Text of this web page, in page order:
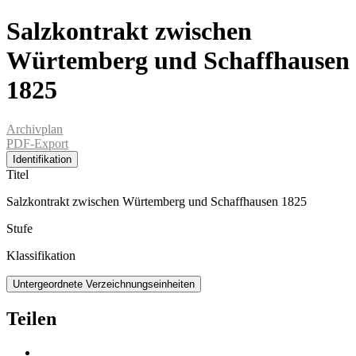
Salzkontrakt zwischen
Würtemberg und Schaffhausen
1825
Archivplan
PDF-Export
Identifikation
Titel
Salzkontrakt zwischen Würtemberg und Schaffhausen 1825
Stufe
Klassifikation
Untergeordnete Verzeichnungseinheiten
Teilen